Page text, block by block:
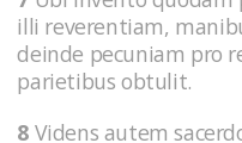
illi reverentiam,
deinde pecuniam pro
parietibus obtulit.
8 Videns autem